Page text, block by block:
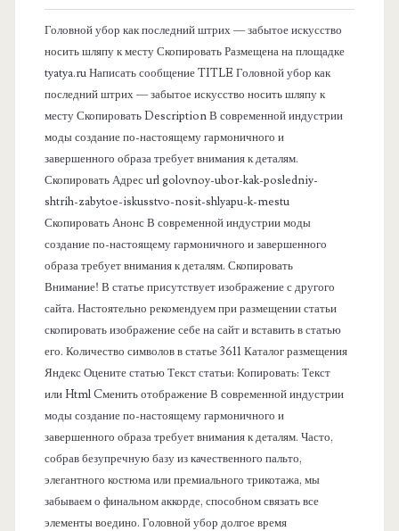
Головной убор как последний штрих — забытое искусство
носить шляпу к месту Скопировать Размещена на площадке
tyatya.ru Написать сообщение TITLE Головной убор как
последний штрих — забытое искусство носить шляпу к
месту Скопировать Description В современной индустрии
моды создание по-настоящему гармоничного и
завершенного образа требует внимания к деталям.
Скопировать Адрес url golovnoy-ubor-kak-posledniy-
shtrih-zabytoe-iskusstvo-nosit-shlyapu-k-mestu
Скопировать Анонс В современной индустрии моды
создание по-настоящему гармоничного и завершенного
образа требует внимания к деталям. Скопировать
Внимание! В статье присутствует изображение с другого
сайта. Настоятельно рекомендуем при размещении статьи
скопировать изображение себе на сайт и вставить в статью
его. Количество символов в статье 3611 Каталог размещения
Яндекс Оцените статью Текст статьи: Копировать: Текст
или Html Cменить отображение В современной индустрии
моды создание по-настоящему гармоничного и
завершенного образа требует внимания к деталям. Часто,
собрав безупречную базу из качественного пальто,
элегантного костюма или премиального трикотажа, мы
забываем о финальном аккорде, способном связать все
элементы воедино. Головной убор долгое время